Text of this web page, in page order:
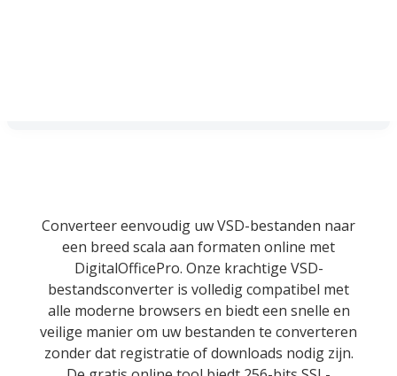
Converteer eenvoudig uw VSD-bestanden naar
een breed scala aan formaten online met
DigitalOfficePro. Onze krachtige VSD-
bestandsconverter is volledig compatibel met
alle moderne browsers en biedt een snelle en
veilige manier om uw bestanden te converteren
zonder dat registratie of downloads nodig zijn.